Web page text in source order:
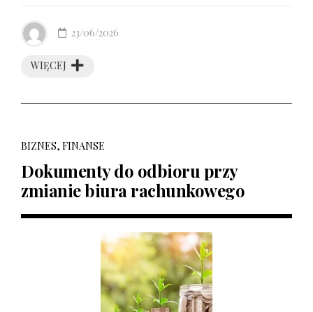
WIĘCEJ
23/06/2026
BIZNES, FINANSE
Dokumenty do odbioru przy
zmianie biura rachunkowego